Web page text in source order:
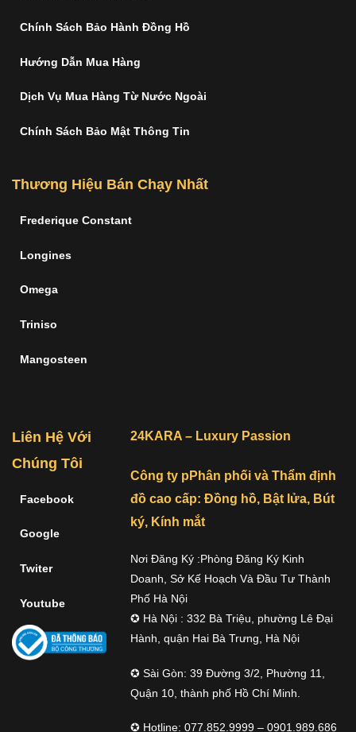
Chính Sách Bảo Hành Đồng Hồ
Hướng Dẫn Mua Hàng
Dịch Vụ Mua Hàng Từ Nước Ngoài
Chính Sách Bảo Mật Thông Tin
Thương Hiệu Bán Chạy Nhất
Frederique Constant
Longines
Omega
Triniso
Mangosteen
Liên Hệ Với
Chúng Tôi
Facebook
Google
Twiter
Youtube
24KARA – Luxury Passion
Công ty pPhân phối và Thẩm định
đồ cao cấp: Đồng hồ, Bật lửa, Bút
ký, Kính mắt
Nơi Đăng Ký :Phòng Đăng Ký Kinh
Doanh, Sở Kế Hoạch Và Đầu Tư Thành
Phố Hà Nội
✪ Hà Nội : 332 Bà Triệu, phường Lê Đại
Hành, quận Hai Bà Trưng, Hà Nội
✪ Sài Gòn: 39 Đường 3/2, Phường 11,
Quận 10, thành phố Hồ Chí Minh.
✪ Hotline: 077.852.9999 – 0901.989.686